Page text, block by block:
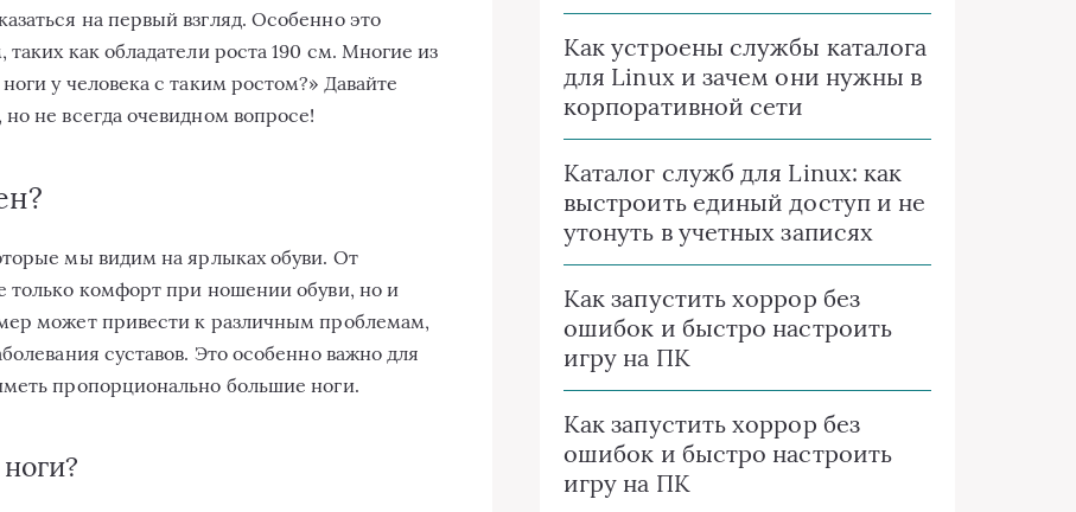
на первый взгляд. Особенно это
как обладатели роста 190 см. Многие из
у человека с таким ростом?» Давайте
не всегда очевидном вопросе!
мы видим на ярлыках обуви. От
только комфорт при ношении обуви, но и
может привести к различным проблемам,
суставов. Это особенно важно для
пропорционально большие ноги.
Как устроены службы каталога
для Linux и зачем они нужны в
корпоративной сети
Каталог служб для Linux: как
выстроить единый доступ и не
утонуть в учетных записях
Как запустить хоррор без
ошибок и быстро настроить
игру на ПК
Как запустить хоррор без
ошибок и быстро настроить
игру на ПК